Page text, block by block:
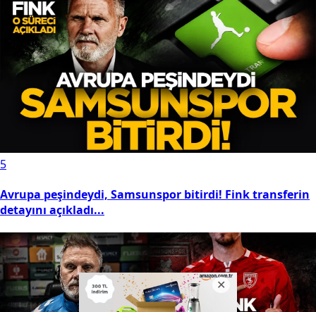
5
Avrupa peşindeydi, Samsunspor bitirdi! Fink transferin
detayını açıkladı...